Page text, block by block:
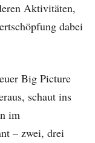
Aktivitäten,
dabei
Big Picture
schaut ins
im
– zwei, drei